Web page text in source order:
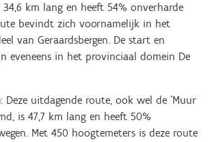
34,6 km lang en heeft 54% onverharde
bevindt zich voornamelijk in het
van Geraardsbergen. De start en
eveneens in het provinciaal domein De
: Deze uitdagende route, ook wel de 'Muur
is 47,7 km lang en heeft 50%
Met 450 hoogtemeters is deze route